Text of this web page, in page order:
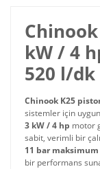
kW / 4
520 l/dk
Chinook K25
sistemler için
3 kW / 4 hp motor
sabit, verimli bir
11 bar maksimum
bir performans